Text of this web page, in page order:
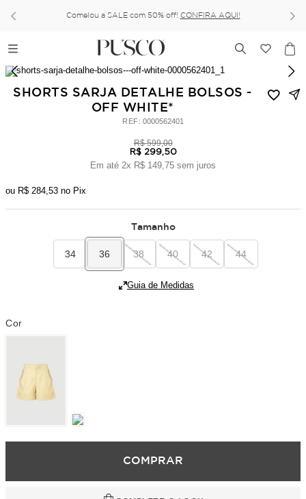
Comelou a SALE com 50% off! CONFIRA AQUI!
SHORTS SARJA DETALHE BOLSOS -
OFF WHITE*
: 0000562401
R$ 599,00
R$ 299,50
Em até 2x R$ 149,75 sem juros
ou R$ 284 53 no Pix
Tamanho
34 36 38 40 42 44
Guia de Medidas
COMPRAR